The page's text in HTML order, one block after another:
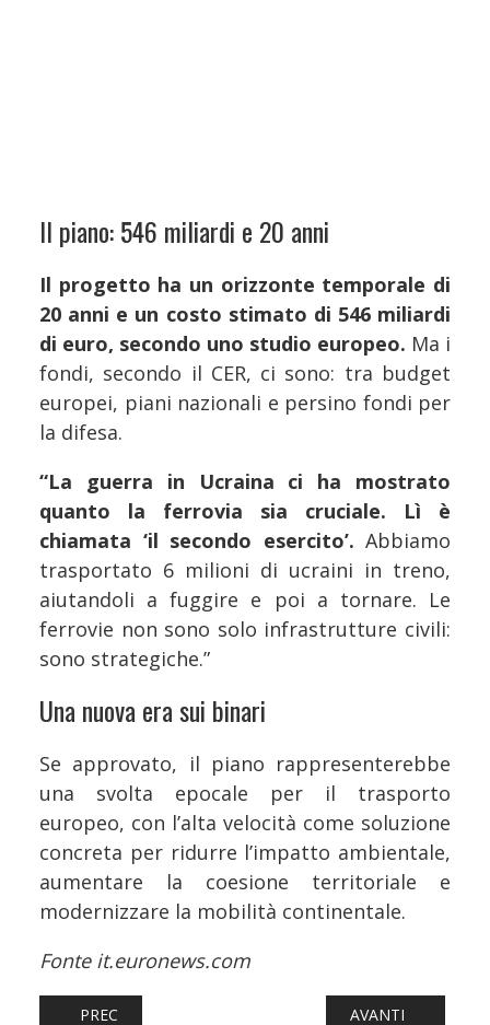
Il piano: 546 miliardi e 20 anni
Il progetto ha un orizzonte temporale di
20 anni e un costo stimato di 546 miliardi
di euro, secondo uno studio europeo. Ma i
fondi, secondo il CER, ci sono: tra budget
europei, piani nazionali e persino fondi per
la difesa.
“La guerra in Ucraina ci ha mostrato
quanto la ferrovia sia cruciale. Lì è
chiamata ‘il secondo esercito’. Abbiamo
trasportato 6 milioni di ucraini in treno,
aiutandoli a fuggire e poi a tornare. Le
ferrovie non sono solo infrastrutture civili:
sono strategiche.”
Una nuova era sui binari
Se approvato, il piano rappresenterebbe
una svolta epocale per il trasporto
europeo, con l’alta velocità come soluzione
concreta per ridurre l’impatto ambientale,
aumentare la coesione territoriale e
modernizzare la mobilità continentale.
Fonte it.euronews.com
ARTICOLO PRECEDENTE: FERROVIE: TRE NUOVI TRENI
PREC ARTICOLO
AVANTI